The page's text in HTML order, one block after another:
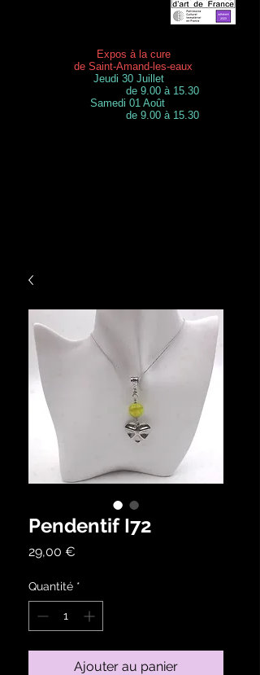
Expos à la cure
de Saint-Amand-les-eaux
Jeudi 30 Juillet
de 9.00 à 15.30
Samedi 01 Août
de 9.00 à 15.30
Pendentif I72
29,00 €
Quantité *
Ajouter au panier